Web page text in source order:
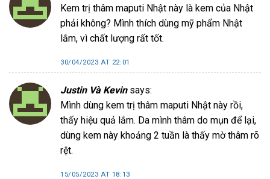
Kem trị thâm maputi Nhật này là kem của Nhật
phải không? Mình thích dùng mỹ phẩm Nhật
lắm, vì chất lượng rất tốt.
30/04/2023 AT 22:01
Justin Và Kevin says:
Mình dùng kem trị thâm maputi Nhật này rồi,
thấy hiệu quả lắm. Da mình thâm do mụn để lại,
dùng kem này khoảng 2 tuần là thấy mờ thâm rõ
rệt.
15/05/2023 AT 18:13